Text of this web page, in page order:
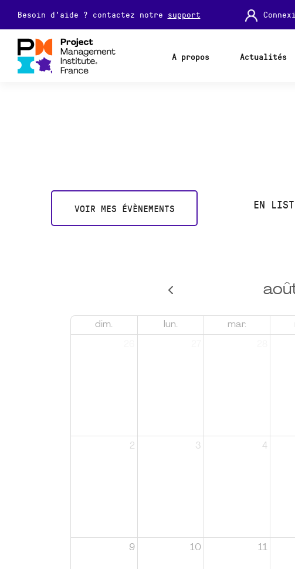
Besoin d'aide ? contactez notre support
A propos Actualités
VOIR MES ÉVÈNEMENTS EN
dim. lun. mar.
2 3 4
9 10 11